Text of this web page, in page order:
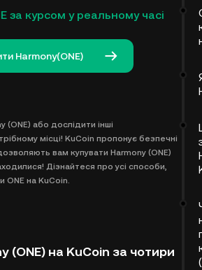
за курсом у реальному часі
Harmony(ONE)
(ONE) або дослідити інші
місці! KuCoin пропонує безпечні
вам купувати Harmony (ONE)
Дізнайтеся про усі способи,
ONE на KuCoin.
(ONE) на KuCoin за чотири